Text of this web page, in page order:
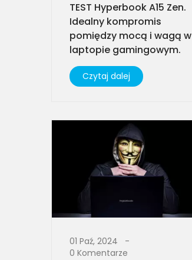
TEST Hyperbook A15 Zen.
Idealny kompromis
pomiędzy mocą i wagą w
laptopie gamingowym.
Czytaj dalej
01 Paź, 2024
0 Komentarze